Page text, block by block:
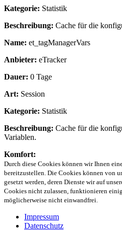
Kategorie: Statistik
Beschreibung: Cache für die
Name: et_tagManagerVars
Anbieter: eTracker
Dauer: 0 Tage
Art: Session
Kategorie: Statistik
Beschreibung: Cache für die
Variablen.
Komfort:
Durch diese Cookies können wir Ihnen
bereitzustellen. Die Cookies können von
gesetzt werden, deren Dienste wir auf
Cookies nicht zulassen, funktionieren
möglicherweise nicht einwandfrei.
Impressum
Datenschutz